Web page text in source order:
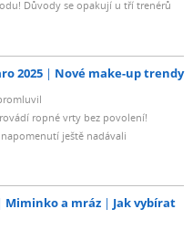
Důvody se opakují u tří trenérů
2025 Nové make-up trendy
ropné vrty bez povolení!
ještě nadávali
Miminko a mráz
Jak vybírat